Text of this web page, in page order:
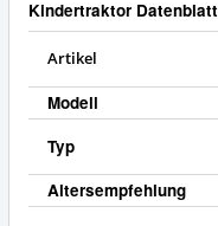
Kindertraktor Datenblatt
Artikel
Modell
Typ
Altersempfehlung